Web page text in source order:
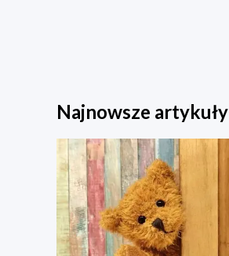
Najnowsze artykuły